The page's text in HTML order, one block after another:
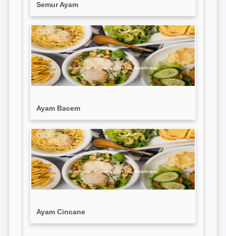
Semur Ayam
Ayam Bacem
Ayam Cincane